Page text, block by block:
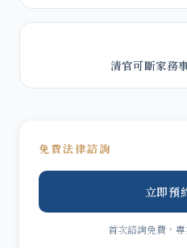
清官可斷家務
免費法律諮詢
立即預
首次諮詢免費，